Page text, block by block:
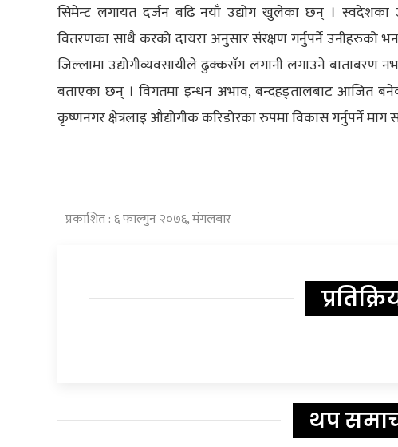
सिमेन्ट लगायत दर्जन बढि नयाँ उद्योग खुलेका छन् । स्वदेशका
वितरणका साथै करको दायरा अनुसार संरक्षण गर्नुपर्ने उनीहरुको
जिल्लामा उद्योगीव्यवसायीले ढुक्कसँग लगानी लगाउने बाताबरण
बताएका छन् । विगतमा इन्धन अभाव, बन्दहड्तालबाट आजित
कृष्णनगर क्षेत्रलाइ औद्योगीक करिडोरका रुपमा विकास गर्नुपर्ने
प्रकाशित : ६ फाल्गुन २०७६, मंगलबार
थप